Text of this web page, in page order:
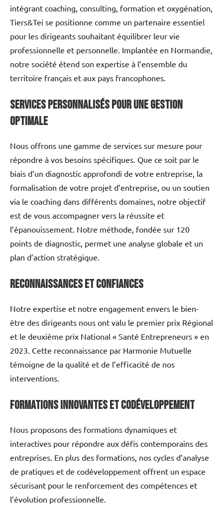
intégrant coaching, consulting, formation et oxygénation,
Tiers&Tei se positionne comme un partenaire essentiel
pour les dirigeants souhaitant équilibrer leur vie
professionnelle et personnelle. Implantée en Normandie,
notre société étend son expertise à l’ensemble du
territoire français et aux pays francophones.
Services Personnalisés pour une Gestion
Optimale
Nous offrons une gamme de services sur mesure pour
répondre à vos besoins spécifiques. Que ce soit par le
biais d’un diagnostic approfondi de votre entreprise, la
formalisation de votre projet d’entreprise, ou un soutien
via le coaching dans différents domaines, notre objectif
est de vous accompagner vers la réussite et
l’épanouissement. Notre méthode, fondée sur 120
points de diagnostic, permet une analyse globale et un
plan d’action stratégique.
Reconnaissances et Confiances
Notre expertise et notre engagement envers le bien-
être des dirigeants nous ont valu le premier prix Régional
et le deuxième prix National « Santé Entrepreneurs » en
2023. Cette reconnaissance par Harmonie Mutuelle
témoigne de la qualité et de l’efficacité de nos
interventions.
Formations Innovantes et Codéveloppement
Nous proposons des formations dynamiques et
interactives pour répondre aux défis contemporains des
entreprises. En plus des formations, nos cycles d’analyse
de pratiques et de codéveloppement offrent un espace
sécurisant pour le renforcement des compétences et
l’évolution professionnelle.